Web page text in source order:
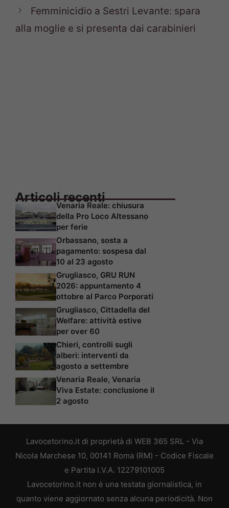
Femminicidio a Sestri Levante: spara
alla moglie e si presenta dai carabinieri
Articoli recenti
Venaria Reale: chiusura
della Pro Loco Altessano
per ferie
Orbassano, sosta a
pagamento: sospesa dal
10 al 23 agosto
Grugliasco, GRU RUN
2026: appuntamento 4
ottobre al Parco Porporati
Grugliasco, Cittadella del
Welfare: attività estive
per over 60
Chieri, controlli sugli
alberi: interventi da
agosto a settembre
Venaria Reale, Venaria
Viva Estate: conclusione il
2 agosto
Lavocetorino.it di proprietà di WEB 365 SRL - Via
Nicola Marchese 10, 00141 Roma (RM) - Codice Fiscale
e Partita I.V.A. 12279101005
Lavocetorino.it non è una testata giornalistica, in
quanto viene aggiornato senza alcuna periodicità. Non